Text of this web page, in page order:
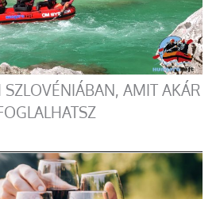
SZLOVÉNIÁBAN, AMIT AKÁR